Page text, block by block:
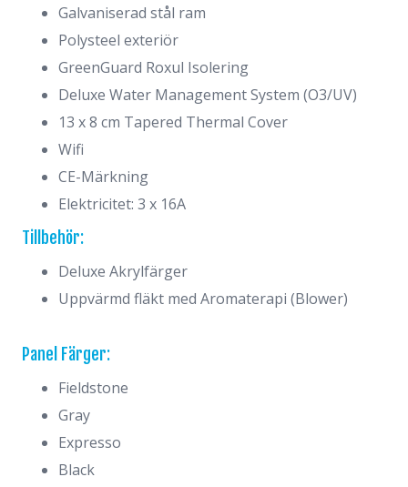
Galvaniserad stål ram
Polysteel exteriör
GreenGuard Roxul Isolering
Deluxe Water Management System (O3/UV)
13 x 8 cm Tapered Thermal Cover
Wifi
CE-Märkning
Elektricitet: 3 x 16A
Tillbehör:
Deluxe Akrylfärger
Uppvärmd fläkt med Aromaterapi (Blower)
Panel Färger:
Fieldstone
Gray
Expresso
Black